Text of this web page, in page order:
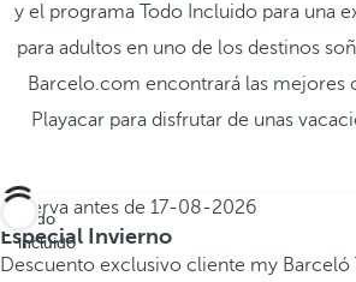
y el programa Todo Incluido para una
para adultos en uno de los destinos
Barcelo.com encontrará las mejores
Playacar para disfrutar de unas
Todo
incluido
Reserva antes de 17-08-2026
Especial Invierno
Descuento exclusivo cliente my Barceló